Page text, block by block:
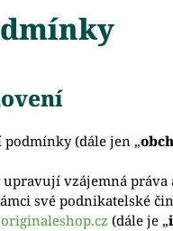
podmínky (dále jen „
vzájemná
své podnikatelské
(dále je „